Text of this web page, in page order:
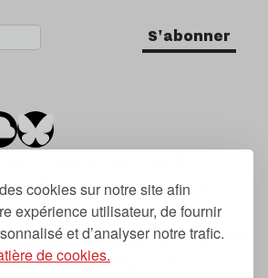
cookies sur notre site afin
expérience utilisateur, de fournir
et d’analyser notre trafic.
de cookies.
S'abonner
indépendant sur la
tendances, dont la
date de 2007.
signifie « prochain », « suivant
à la thématique du